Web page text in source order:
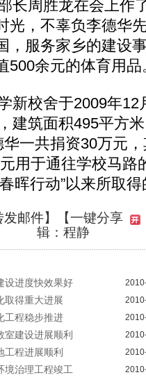
周胜龙在会上作
光，不辜负李德华
，服务家乡的建设
500余元的体育用品
校舍于2009年12
建筑面积495平方
华一共捐资30万元
用于通往学校马路
晖行动”以来所取
发邮件】
【一键分享
辑：程静
设进度快效果好
取得重大进展
工程稳步推进
室建设进展顺利
程进展顺利
境治理工程竣工